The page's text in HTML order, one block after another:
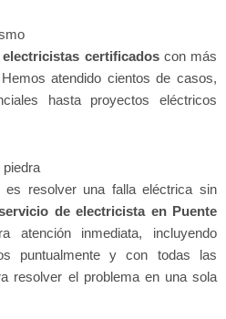
electricistas certificadoscon más
atendido cientos de casos,
hasta proyectos eléctricos
piedra
es resolver una falla eléctrica sin
de electricista en Puente
atención inmediata, incluyendo
puntualmente y con todas las
resolver el problema en una sola